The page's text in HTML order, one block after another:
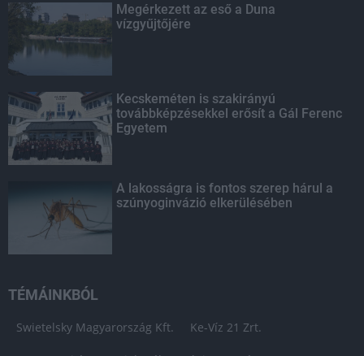
Megérkezett az eső a Duna
vízgyűjtőjére
Kecskeméten is szakirányú
továbbképzésekkel erősít a Gál Ferenc
Egyetem
A lakosságra is fontos szerep hárul a
szúnyoginvázió elkerülésében
TÉMÁINKBÓL
Swietelsky Magyarország Kft. Ke-Víz 21 Zrt.